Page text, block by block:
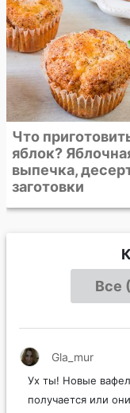
Что
яблок?
выпечка,
заготовки
Все
Gla_mur
Ух ты! Новые
получается или